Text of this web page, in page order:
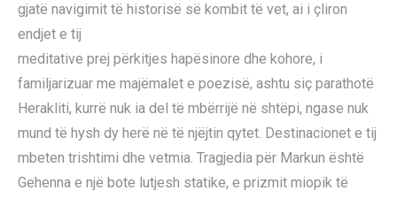
gjatë navigimit të historisë së kombit të vet, ai i çliron
endjet e tij
meditative prej përkitjes hapësinore dhe kohore, i
familjarizuar me majëmalet e poezisë, ashtu siç parathotë
Herakliti, kurrë nuk ia del të mbërrijë në shtëpi, ngase nuk
mund të hysh dy herë në të njëjtin qytet. Destinacionet e tij
mbeten trishtimi dhe vetmia. Tragjedia për Markun është
Gehenna e një bote lutjesh statike, e prizmit miopik të